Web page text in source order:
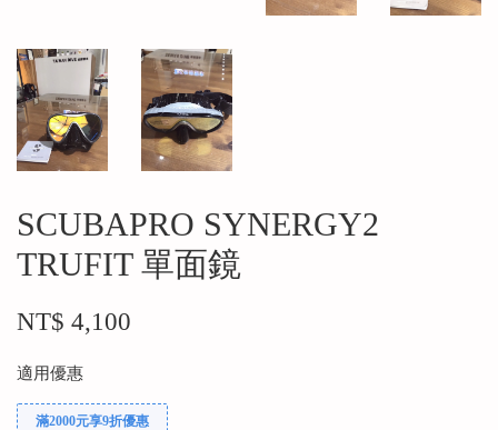
SCUBAPRO SYNERGY2
TRUFIT 單面鏡
NT$ 4,100
適用優惠
滿2000元享9折優惠